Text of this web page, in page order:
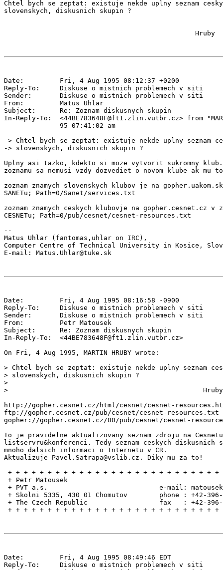
Chtel bych se zeptat: existuje nekde uplny seznam
slovenskych, diskusnich skupin ?
Date:         Fri, 4 Aug 1995 08:12:37 +0200
Reply-To:     Diskuse o mistnich problemech v siti
Sender:       Diskuse o mistnich problemech v siti
From:         Matus Uhlar
Subject:      Re: Zoznam diskusnych skupin
In-Reply-To:  <44BE783648F@ft1.zlin.vutbr.cz> from
              95 07:41:02 am
-> Chtel bych se zeptat: existuje nekde uplny seznam
-> slovenskych, diskusnich skupin ?
Uplny asi tazko, kdekto si moze vytvorit sukromny
zoznamu sa nemusi vzdy dozvediet o novom klube ak mu
zoznam znamych slovenskych klubov je na
SANETu; Path=0/Sanet/services.txt
zoznam znamych ceskych klubovje na gopher.cesnet.cz v
CESNETu; Path=0/pub/cesnet/cesnet-resources.txt
--
Matus Uhlar (fantomas,uhlar on IRC),
Computer Centre of Technical University in Kosice,
Date:         Fri, 4 Aug 1995 08:16:58 -0900
Reply-To:     Diskuse o mistnich problemech v siti
Sender:       Diskuse o mistnich problemech v siti
From:         Petr Matousek
Subject:      Re: Zoznam diskusnych skupin
In-Reply-To:  <44BE783648F@ft1.zlin.vutbr.cz>
On Fri, 4 Aug 1995, MARTIN HRUBY wrote:
> Chtel bych se zeptat: existuje nekde uplny seznam
> slovenskych, diskusnich skupin ?
>
>                                                 Hruby
http://gopher.cesnet.cz/html/cesnet/cesnet-
ftp://gopher.cesnet.cz/pub/cesnet/cesnet-resources.txt
gopher://gopher.cesnet.cz/00/pub/cesnet/cesnet-
To je pravidelne aktualizovany seznam zdroju na
listservru&konferenci. Tedy seznam ceskych diskusnich
mnoho dalsich informaci o Internetu v CR.
Aktualizuje Pavel.Satrapa@vslib.cz. Diky mu za to!
+ + + + + + + + + + + + + + + + + + + + + + + + + + +
+ Petr Matousek
+ PVT a.s.                            e-mail:
+ Skolni 5335, 430 01 Chomutov        phone : +42-
+ The Czech Republic                  fax   : +42-
Date:         Fri, 4 Aug 1995 08:49:46 EDT
Reply-To:     Diskuse o mistnich problemech v siti